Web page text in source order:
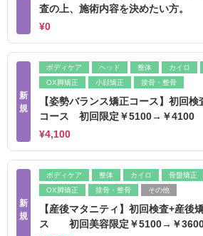
査の上、施術内容を決めたい方。
¥0
新
規
ボディケア ヘッド 整体 カイロ
OX脚矯正
小顔矯正 接骨・整骨
【姿勢バランス矯正コース】初回検
コース 初回限定￥5100→￥4100
¥4,100
新
規
ボディケア 整体 カイロ
骨盤矯正
OX脚矯正
接骨・整骨 その他
【産後マタニティ】初回検査+産後
ス 初回美容限定￥5100→￥